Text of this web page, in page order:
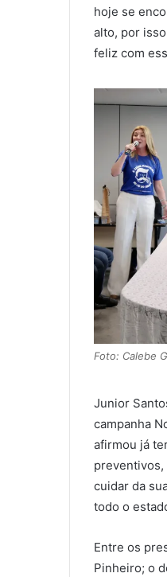
hoje se
alto, por
feliz com
Foto: Calebe
Junior
campanha
afirmou já
preventivos,
cuidar da
todo o
Entre os
Pinheiro; o